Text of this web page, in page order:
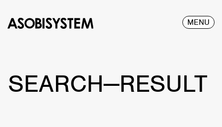
MENU
SEARCH—RESULT